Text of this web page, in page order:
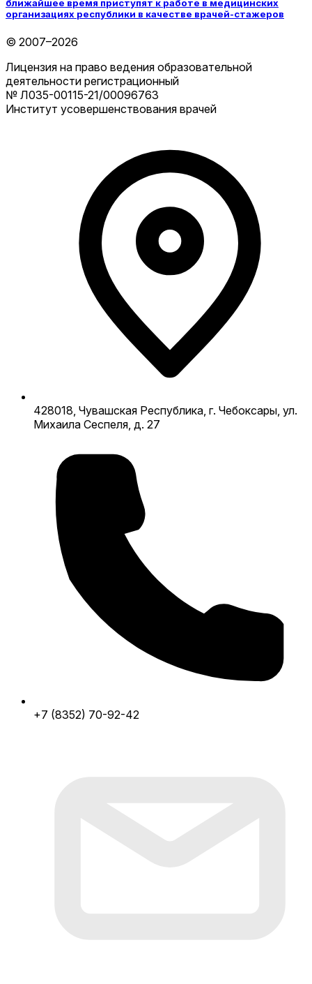
ближайшее время приступят к работе в медицинских
организациях республики в качестве врачей-стажеров
© 2007–2026
Лицензия на право ведения образовательной
деятельности регистрационный
№ Л035-00115-21/00096763
Институт усовершенствования врачей
428018, Чувашская Республика, г. Чебоксары, ул.
Михаила Сеспеля, д. 27
+7 (8352) 70-92-42